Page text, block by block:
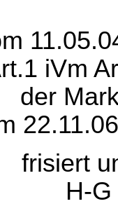
iVm
der
frisiert
H-